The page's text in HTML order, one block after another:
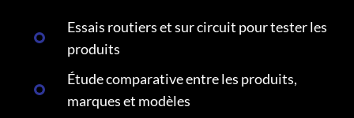
Essais routiers et sur circuit pour tester les
produits
Étude comparative entre les produits,
marques et modèles